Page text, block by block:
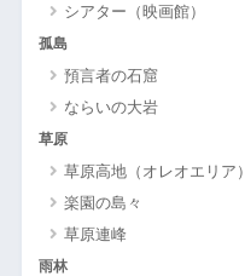
シアター（映画館）
孤島
預言者の石窟
ならいの大岩
草原
草原高地（オレオエリア）
楽園の島々
草原連峰
雨林